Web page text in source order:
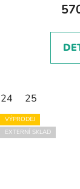
24 25
VÝPRODEJ
EXTERNÍ SKLAD